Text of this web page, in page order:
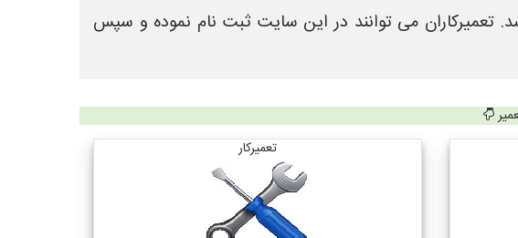
تعمیرکاران می توانند در این سایت ثبت نام نموده و سپس
تعمیرکار